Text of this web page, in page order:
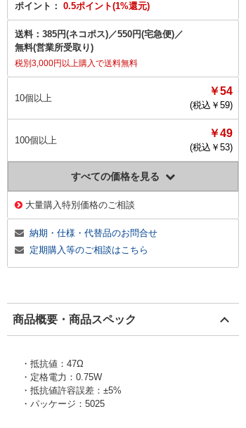
ポイント： 0.5ポイント(1%還元)
送料： 385円(ネコポス)／550円(宅急便)／
無料(営業所受取り)
税別3,000円以上購入で送料無料
10個以上
￥54
(税込￥ 59)
100個以上
￥49
(税込￥ 53)
すべての価格を見る
大量購入特別価格のご相談
納期・仕様・代替品のお問合せ
定期購入等のご相談はこちら
商品概要・商品スペック
・抵抗値：47Ω
・定格電力：0.75W
・抵抗値許容誤差：±5%
・パッケージ：5025